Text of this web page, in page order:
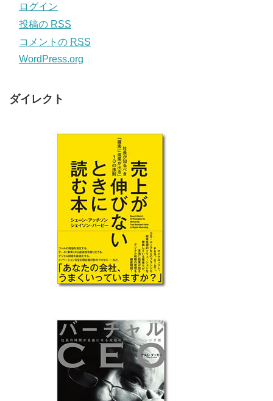
ログイン
投稿の RSS
コメントの RSS
WordPress.org
ダイレクト